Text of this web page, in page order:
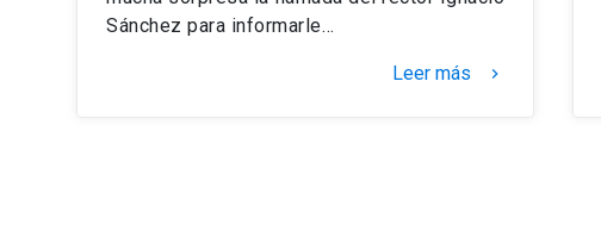
Sánchez para informarle…
Leer más keyboard_arrow_right